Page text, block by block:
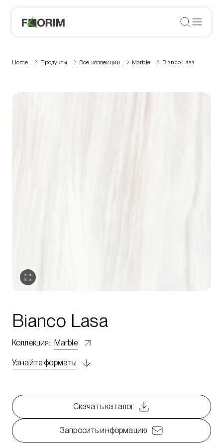
Home Продукты Все коллекции Marble Bianco Lasa
Bianco Lasa
Коллекция: Marble
Узнайте форматы
Скачать каталог
Запросить информацию